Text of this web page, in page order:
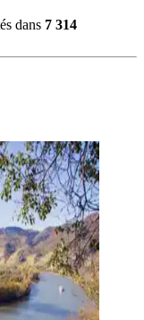
dans 7 314